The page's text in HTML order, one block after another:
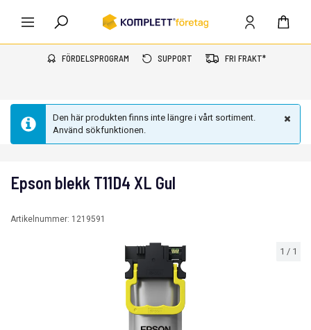
FÖRDELSPROGRAM SUPPORT FRI FRAKT*
Den här produkten finns inte längre i vårt sortiment.
Använd sökfunktionen.
1 / 1
Epson blekk T11D4 XL Gul
Artikelnummer: 1219591